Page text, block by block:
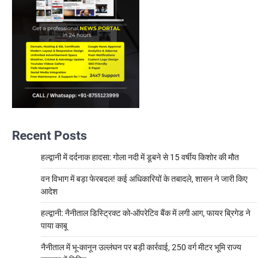
Recent Posts
हल्द्वानी में दर्दनाक हादसा: गोला नदी में डूबने से 15 वर्षीय किशोर की मौत
वन विभाग में बड़ा फेरबदल! कई अधिकारियों के तबादले, शासन ने जारी किए
आदेश
हल्द्वानी: नैनीताल डिस्ट्रिक्ट को-ऑपरेटिव बैंक में लगी आग, फायर ब्रिगेड ने
पाया काबू
नैनीताल में भू-कानून उल्लंघन पर बड़ी कार्रवाई, 250 वर्ग मीटर भूमि राज्य